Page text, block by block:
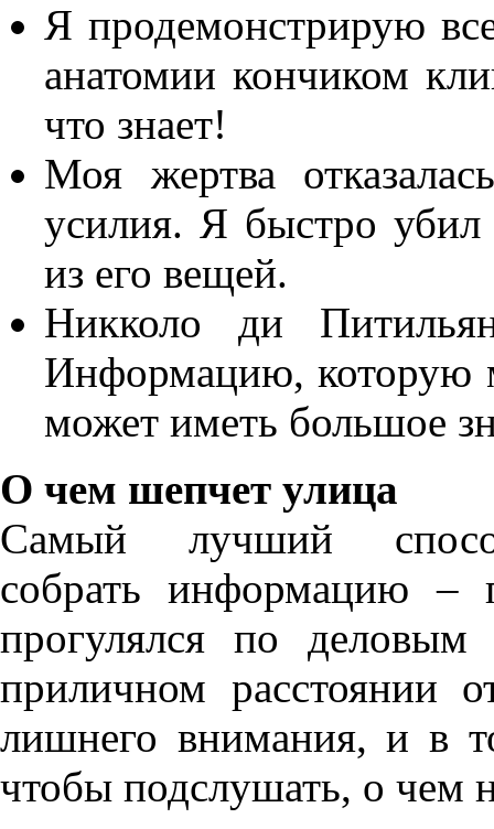
Я продемонстрирую
анатомии кончиком
что знает!
Моя жертва
усилия. Я быстро
из его вещей.
Никколо ди
Информацию, которую
может иметь большое
О чем шепчет улица
Самый лучший
собрать информацию –
прогулялся по
приличном расстоянии
лишнего внимания, и в
чтобы подслушать, о чем